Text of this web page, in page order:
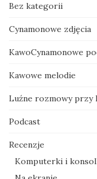
Bez kategorii
Cynamonowe zdjęcia
KawoCynamonowe
Kawowe melodie
Luźne rozmowy przy
Podcast
Recenzje
Komputerki i